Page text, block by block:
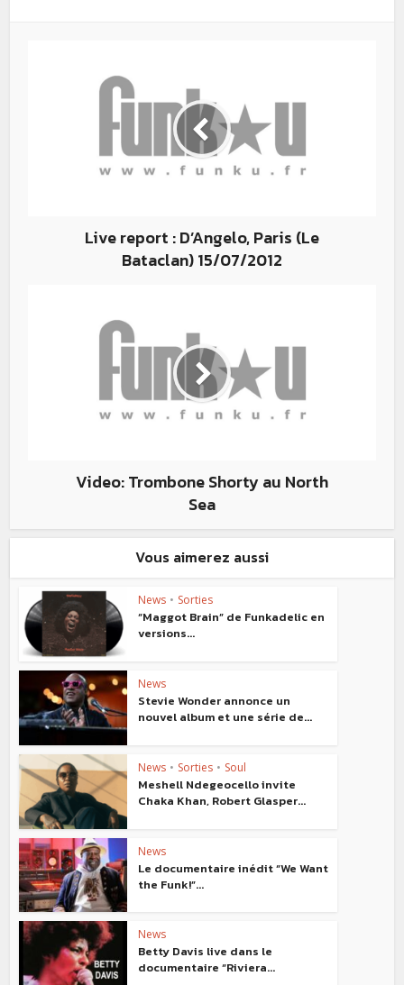
Live report : D’Angelo, Paris (Le
Bataclan) 15/07/2012
Video: Trombone Shorty au North
Sea
Vous aimerez aussi
News • Sorties
“Maggot Brain” de Funkadelic en
versions...
News
Stevie Wonder annonce un
nouvel album et une série de...
News • Sorties • Soul
Meshell Ndegeocello invite
Chaka Khan, Robert Glasper...
News
Le documentaire inédit “We Want
the Funk!”...
News
Betty Davis live dans le
documentaire “Riviera...